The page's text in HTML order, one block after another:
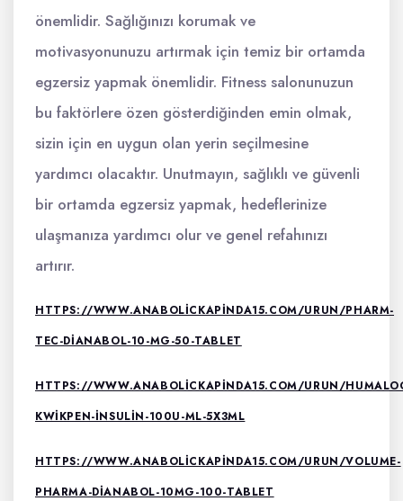
önemlidir. Sağlığınızı korumak ve
motivasyonunuzu artırmak için temiz bir ortamda
egzersiz yapmak önemlidir. Fitness salonunuzun
bu faktörlere özen gösterdiğinden emin olmak,
sizin için en uygun olan yerin seçilmesine
yardımcı olacaktır. Unutmayın, sağlıklı ve güvenli
bir ortamda egzersiz yapmak, hedeflerinize
ulaşmanıza yardımcı olur ve genel refahınızı
artırır.
HTTPS://WWW.ANABOLICKAPINDA15.COM/URUN/PHARM-
TEC-DIANABOL-10-MG-50-TABLET
HTTPS://WWW.ANABOLICKAPINDA15.COM/URUN/
KWIKPEN-INSULIN-100U-ML-5X3ML
HTTPS://WWW.ANABOLICKAPINDA15.COM/URUN/VOLUME-
PHARMA-DIANABOL-10MG-100-TABLET